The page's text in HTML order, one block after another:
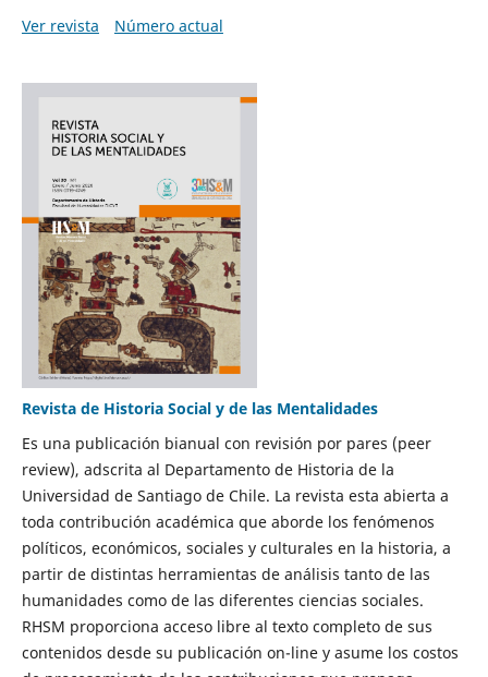
Ver revista
Número actual
Revista de Historia Social y de las Mentalidades
Es una publicación bianual con revisión por pares (peer
review), adscrita al Departamento de Historia de la
Universidad de Santiago de Chile. La revista esta abierta a
toda contribución académica que aborde los fenómenos
políticos, económicos, sociales y culturales en la historia, a
partir de distintas herramientas de análisis tanto de las
humanidades como de las diferentes ciencias sociales.
RHSM proporciona acceso libre al texto completo de sus
contenidos desde su publicación on-line y asume los costos